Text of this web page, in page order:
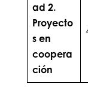
ad 2.
Proyecto
s en
coopera
ción